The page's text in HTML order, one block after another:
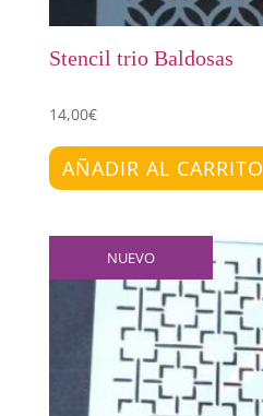
Stencil trio Baldosas
14,00€
AÑADIR AL CARRITO
NUEVO